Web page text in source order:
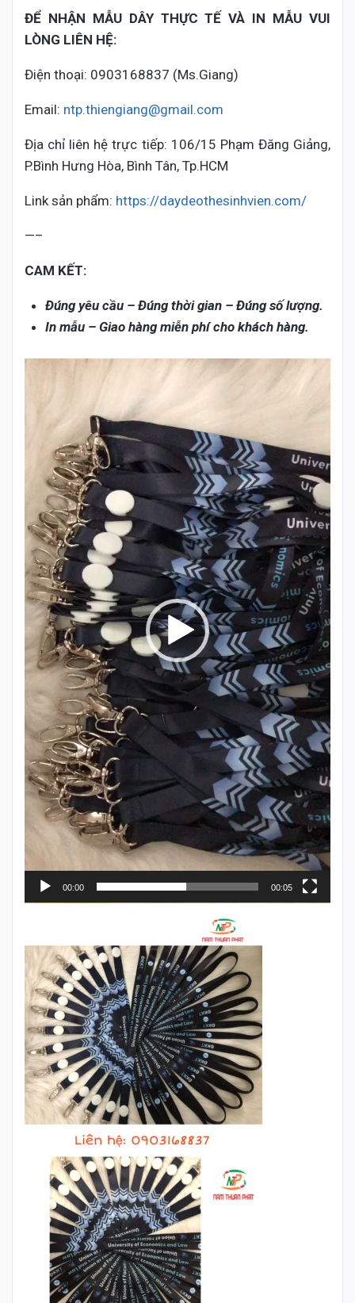
ĐỂ NHẬN MẪU DÂY THỰC TẾ VÀ IN MẪU VUI
LÒNG LIÊN HỆ:
Điện thoại: 0903168837 (Ms.Giang)
Email: ntp.thiengiang@gmail.com
Địa chỉ liên hệ trực tiếp: 106/15 Phạm Đăng Giảng,
P.Bình Hưng Hòa, Bình Tân, Tp.HCM
Link sản phẩm: https://daydeothesinhvien.com/
—–
CAM KẾT:
Đúng yêu cầu – Đúng thời gian – Đúng số lượng.
In mẫu – Giao hàng miễn phí cho khách hàng.
Trình
00:00 00:05